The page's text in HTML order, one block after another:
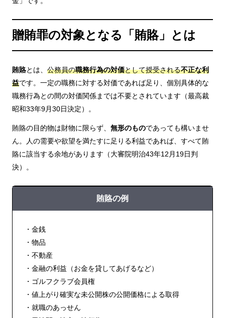
贈賄罪の対象となる「賄賂」とは
賄賂とは、 公務員の職務行為の対価として授受される不正な利
益です。一定の職務に対する対価であれば足り、個別具体的な
職務行為との間の対価関係までは不要とされています（最高裁
昭和33年9月30日決定）。
賄賂の目的物は財物に限らず、 無形のものであっても構いませ
ん。人の需要や欲望を満たすに足りる利益であれば、すべて賄
賂に該当する余地があります（大審院明治43年12月19日判
決）。
賄賂の例
・金銭
・物品
・不動産
・金融の利益（お金を貸してあげるなど）
・ゴルフクラブ会員権
・値上がり確実な未公開株の公開価格による取得
・就職のあっせん